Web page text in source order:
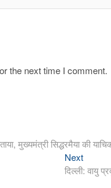
the next time I comment.
मुख्यमंत्री सिद्धरमैया की
NextNext
post:
दिल्ली: वायु